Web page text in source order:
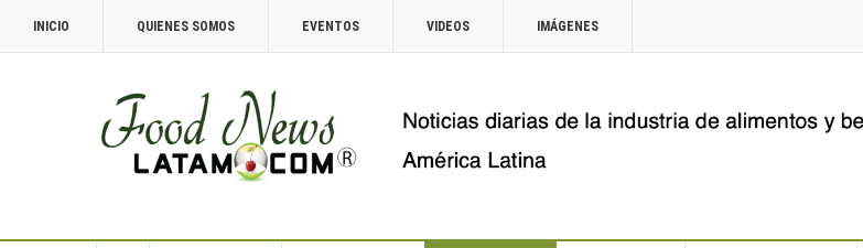
INICIO QUIENES SOMOS EVENTOS VIDEOS IMÁGENES